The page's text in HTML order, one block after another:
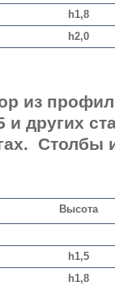
h1,8
h2,0
из
и других
Столбы
Высота
h1,5
h1,8